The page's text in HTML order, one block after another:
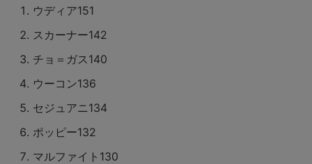
ウディア151
スカーナー142
チョ＝ガス140
ウーコン136
セジュアニ134
ポッピー132
マルファイト130